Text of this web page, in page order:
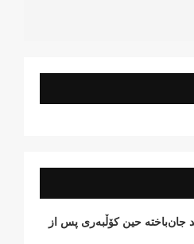
جان‌باخته حین کۆڵبەری پس از